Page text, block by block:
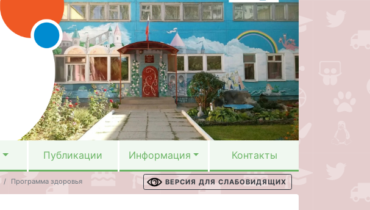
Публикации Информация Контакты
Программа здоровья ВЕРСИЯ ДЛЯ СЛАБОВИДЯЩИХ